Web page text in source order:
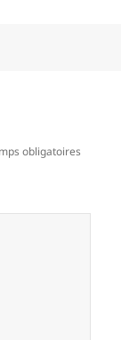
obligatoires